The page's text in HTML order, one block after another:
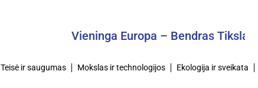
Vieninga Europa – Bendras Tikslas
Teisė ir saugumas Mokslas ir technologijos Ekologija ir sveikata